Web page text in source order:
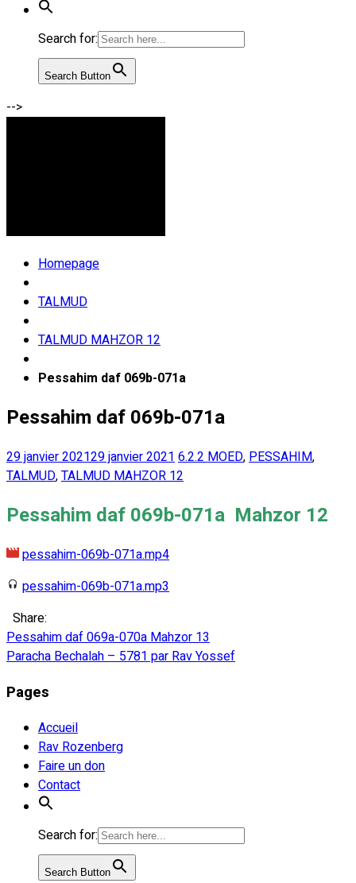
Search for:
Search Button
-->
Homepage
TALMUD
TALMUD MAHZOR 12
Pessahim daf 069b-071a
Pessahim daf 069b-071a
29 janvier 202129 janvier 20216.2.2 MOED,PESSAHIM,
TALMUD,TALMUD MAHZOR 12
Pessahim daf 069b-071a Mahzor 12
pessahim-069b-071a.mp4
pessahim-069b-071a.mp3
Share:
Navigation
de
l’article
Pessahim daf 069a-070a Mahzor 13
Paracha Bechalah – 5781 par Rav Yossef
Pages
Accueil
Rav Rozenberg
Faire un don
Contact
Search for:
Search Button